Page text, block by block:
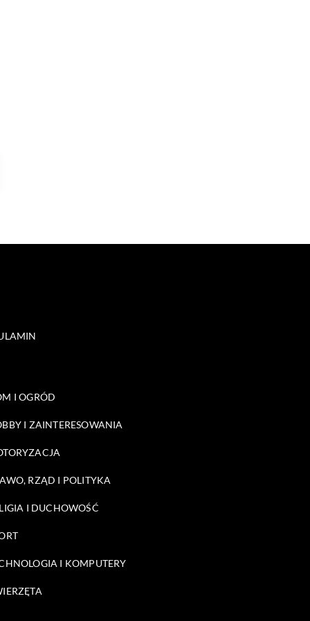
I OGRÓD
I ZAINTERESOWANIA
RZĄD I POLITYKA
I DUCHOWOŚĆ
I KOMPUTERY